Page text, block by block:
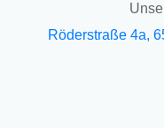
Röderstraße 4a,